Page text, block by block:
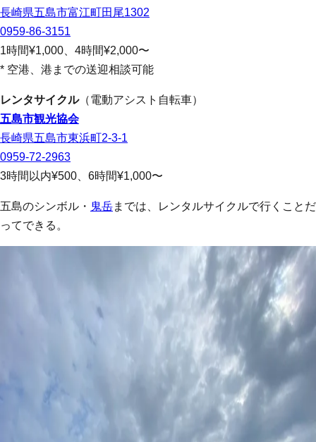
長崎県五島市富江町田尾1302
0959-86-3151
1時間¥1,000、4時間¥2,000〜
* 空港、港までの送迎相談可能
レンタサイクル（電動アシスト自転車）
五島市観光協会
長崎県五島市東浜町2-3-1
0959-72-2963
3時間以内¥500、6時間¥1,000〜
五島のシンボル・ 鬼岳までは、レンタルサイクルで行くことだ
ってできる。